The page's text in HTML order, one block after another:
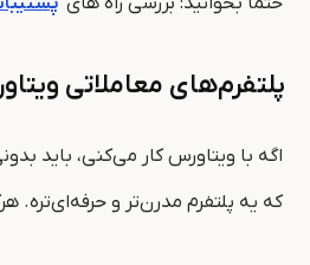
پلتفرم‌های معاملاتی
که یه پلتفرم مدرن‌تر و